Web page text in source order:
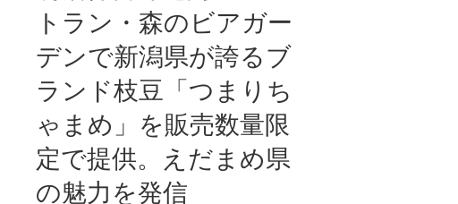
トラン・森のビアガー
デンで新潟県が誇るブ
ランド枝豆「つまりち
ゃまめ」を販売数量限
定で提供。えだまめ県
の魅力を発信